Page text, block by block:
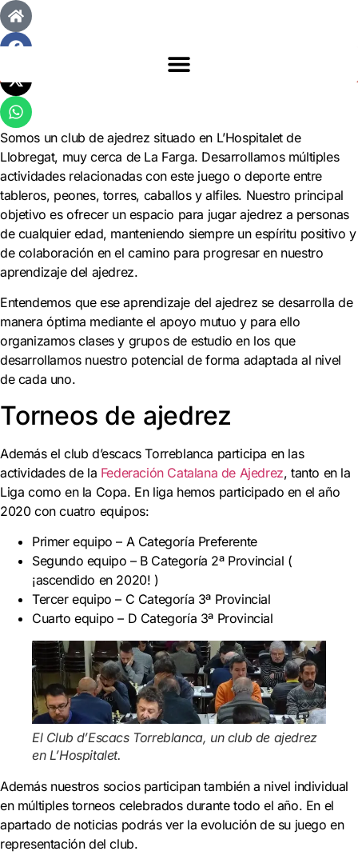
Somos un club de ajedrez situado en L’Hospitalet de
Llobregat, muy cerca de La Farga. Desarrollamos múltiples
actividades relacionadas con este juego o deporte entre
tableros, peones, torres, caballos y alfiles. Nuestro principal
objetivo es ofrecer un espacio para jugar ajedrez a personas
de cualquier edad, manteniendo siempre un espíritu positivo y
de colaboración en el camino para progresar en nuestro
aprendizaje del ajedrez.
Entendemos que ese aprendizaje del ajedrez se desarrolla de
manera óptima mediante el apoyo mutuo y para ello
organizamos clases y grupos de estudio en los que
desarrollamos nuestro potencial de forma adaptada al nivel
de cada uno.
Torneos de ajedrez
Además el club d’escacs Torreblanca participa en las
actividades de la Federación Catalana de Ajedrez, tanto en la
Liga como en la Copa. En liga hemos participado en el año
2020 con cuatro equipos:
Primer equipo – A Categoría Preferente
Segundo equipo – B Categoría 2ª Provincial (
¡ascendido en 2020! )
Tercer equipo – C Categoría 3ª Provincial
Cuarto equipo – D Categoría 3ª Provincial
El Club d’Escacs Torreblanca, un club de ajedrez
en L’Hospitalet.
Además nuestros socios participan también a nivel individual
en múltiples torneos celebrados durante todo el año. En el
apartado de noticias podrás ver la evolución de su juego en
representación del club.